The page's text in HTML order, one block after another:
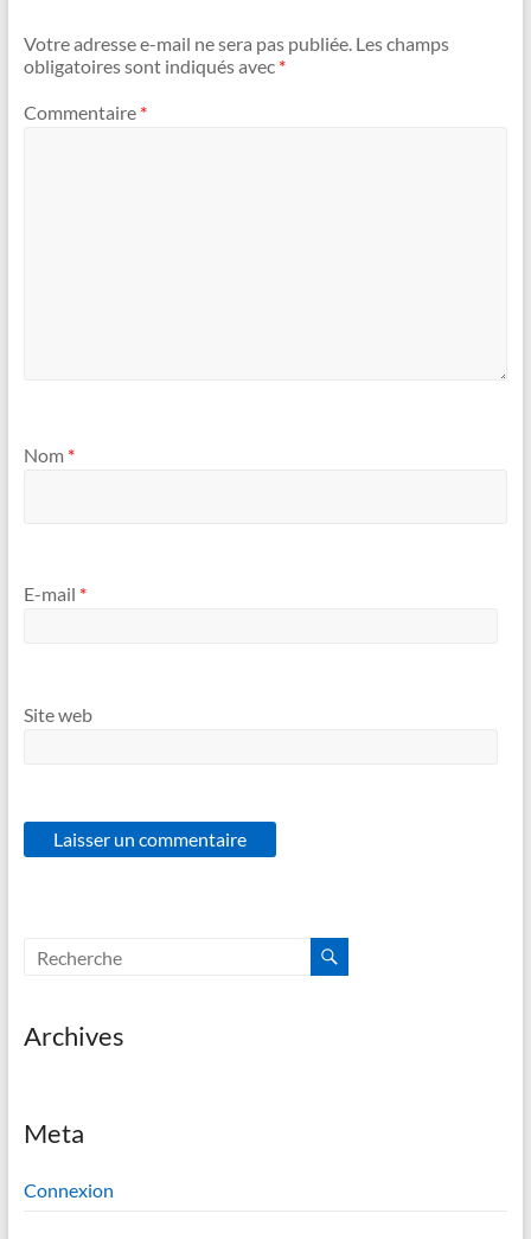
k p
k
Votre adresse e-mail ne sera pas publiée. Les champs
obligatoires sont indiqués avec *
Commentaire *
Nom *
E-mail *
Site web
Archives
Meta
Connexion